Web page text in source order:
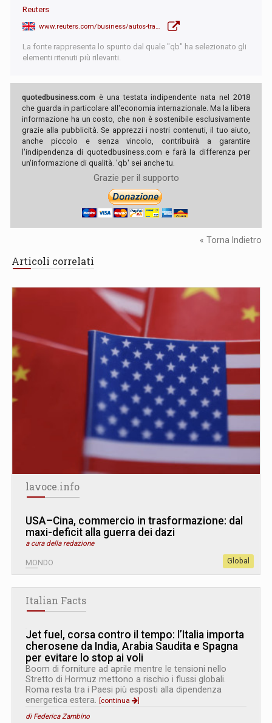
Reuters
www.reuters.com/business/autos-transportation/india-eu-slash-tariffs-autos-spirits-textile-landmark-deal-2026-01-27/
La fonte rappresenta lo spunto dal quale "qb" ha selezionato gli
elementi ritenuti più rilevanti.
quotedbusiness.com è una testata indipendente nata nel 2018
che guarda in particolare all'economia internazionale. Ma la libera
informazione ha un costo, che non è sostenibile esclusivamente
grazie alla pubblicità. Se apprezzi i nostri contenuti, il tuo aiuto,
anche piccolo e senza vincolo, contribuirà a garantire
l'indipendenza di quotedbusiness.com e farà la differenza per
un'informazione di qualità. 'qb' sei anche tu.
Grazie per il supporto
« Torna Indietro
Articoli correlati
lavoce.info
USA–Cina, commercio in trasformazione: dal
maxi-deficit alla guerra dei dazi
a cura della redazione
MONDO Global
Italian Facts
Jet fuel, corsa contro il tempo: l’Italia importa
cherosene da India, Arabia Saudita e Spagna
per evitare lo stop ai voli
Boom di forniture ad aprile mentre le tensioni nello
Stretto di Hormuz mettono a rischio i flussi globali.
Roma resta tra i Paesi più esposti alla dipendenza
energetica estera. [continua
]
di Federica Zambino